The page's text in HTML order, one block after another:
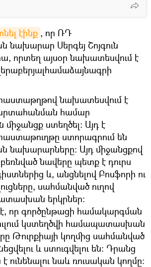
էինք , որ ՌԴ
նախարար Սերգեյ Շոյգուն
որտեղ այսօր նախատեսվում է
նախատեսվում է
համար
ստեղծել։ Այդ է
ստորագրում են
նախարարները։ Այդ միջանցքով
նավերը պետք է դուրս
և, անցնելով Բոսֆորի ու
սահմանված ուղով
երկրներ։
որ գործընթացի համակարգման
կստեղծվի համապատասխան
Թուրքիայի կողմից սահմանված
և ստուգվելու են։ Դրանց
է ունենալու նաև ռուսական կողմը։